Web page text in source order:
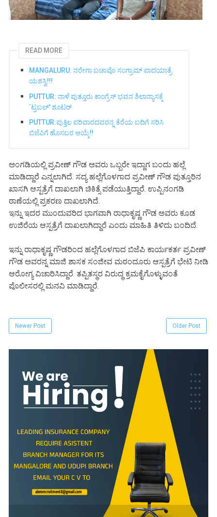
READ MORE
MANGALURU: ನರೇಗಾ ಬಚಾವೊ ಸಂಗ್ರಾಮ್ ಪಾದಯಾತ್ರೆ
ಯಶಸ್ವಿ!!!
PUTTUR: ನಾಳೆ ಪುತ್ತೂರು ಕಾಂಗ್ರೆಸ್ ಭವನ ಶಿಲಾನ್ಯಾಸಕ್ಕೆ
`ಟ್ರಬಲ್' ಶೂಟರ್
PUTTUR:ಪುತ್ತಿಲ ಪರಿವಾರದವರನ್ನ ತೆರೆಯ ಬದಿಗೆ ಸರಿಸಿ
ಬಿಜೆಪಿಗೆ ಹೊಸಬರ ಆಯ್ಕೆ!!
ಅಂಗಡಿಯಲ್ಲಿ ಪ್ರವೀಣ್ ಗೌಡ ಅವರು ಒಬ್ಬರೇ ಇದ್ದಾಗ ಬಂದು ಹಲ್ಲೆ
ಮಾಡಿದ್ದಾರೆ ಎನ್ನಲಾಗಿದೆ. ಸದ್ಯ ಹಲ್ಲೆಗೊಳಗಾದ ಪ್ರವೀಣ್ ಗೌಡ ಪುತ್ತೂರಿನ
ಖಾಸಗಿ ಆಸ್ಪತ್ರೆಗೆ ದಾಖಲಾಗಿ ಚಿಕಿತ್ಸೆ ಪಡೆಯುತ್ತಿದ್ದಾರೆ. ಉಪ್ಪಿನಂಗಡಿ
ಠಾಣೆಯಲ್ಲಿ ಪ್ರಕರಣ ದಾಖಲಾಗಿದೆ.
ಇನ್ನು ಇದರ ಮುಂದುವರಿದ ಭಾಗವಾಗಿ ರಾಧಾಕೃಷ್ಣ ಗೌಡ ಅವರು ಕೂಡ
ಉಜಿರೆಯ ಆಸ್ಪತ್ರೆಗೆ ದಾಖಲಾಗಿದ್ದಾರೆ ಎಂದು ಮಾಹಿತಿ ತಿಳಿದು ಬಂದಿದೆ.
ಇನ್ನು ರಾಧಾಕೃಷ್ಣ ಗೌಡರಿಂದ ಹಲ್ಲೆಗೊಳಗಾದ ಬಿಜೆಪಿ ಕಾರ್ಯಕರ್ತ ಪ್ರವೀಣ್
ಗೌಡ ಅವರನ್ನ ಮಾಜಿ ಶಾಸಕ ಸಂಜೀವ ಮಠಂದೂರು ಆಸ್ಪತ್ರೆಗೆ ಭೇಟಿ‌ ನೀಡಿ
ಆರೋಗ್ಯ ವಿಚಾರಿಸಿದ್ದಾರೆ. ತಪ್ಪಿತಸ್ಥರ ವಿರುದ್ಧ ಕ್ರಮಕೈಗೊಳ್ಳುವಂತೆ
ಪೊಲೀಸರಲ್ಲಿ ಮನವಿ ಮಾಡಿದ್ದಾರೆ.
Newer Post Older Post